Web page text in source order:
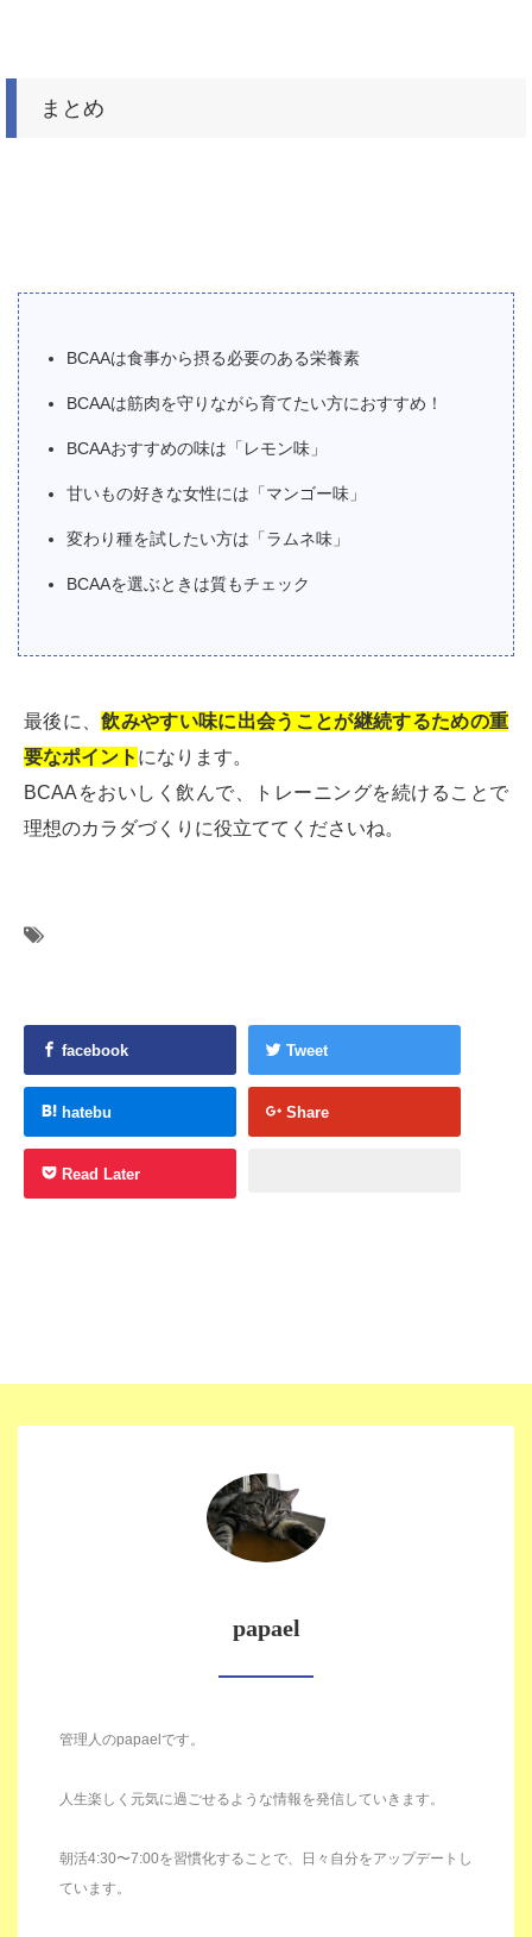
まとめ
BCAAは食事から摂る必要のある栄養素
BCAAは筋肉を守りながら育てたい方におすすめ！
BCAAおすすめの味は「レモン味」
甘いもの好きな女性には「マンゴー味」
変わり種を試したい方は「ラムネ味」
BCAAを選ぶときは質もチェック
最後に、飲みやすい味に出会うことが継続するための重
要なポイント になります。
BCAAをおいしく飲んで、トレーニングを続けることで
理想のカラダづくりに役立ててくださいね。
facebook Tweet
hatebu Share
Read Later
papael
管理人のpapaelです。
人生楽しく元気に過ごせるような情報を発信していきます。
朝活4:30〜7:00を習慣化することで、日々自分をアップデートし
ています。